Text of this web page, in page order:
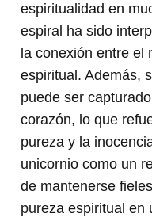
espiritualidad en
espiral ha sido
la conexión entre el
espiritual. Además,
puede ser
corazón, lo que
pureza y la
unicornio como un
de mantenerse
pureza espiritual en